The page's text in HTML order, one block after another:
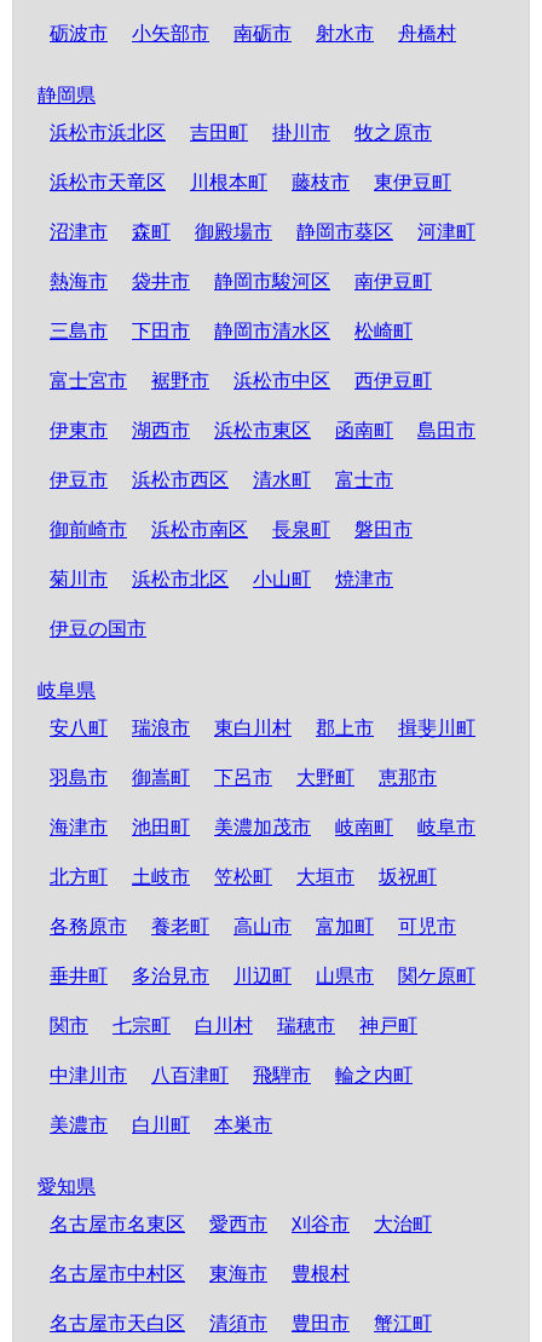
砺波市 小矢部市 南砺市 射水市 舟橋村
静岡県
浜松市浜北区
吉田町 掛川市 牧之原市
浜松市天竜区 川根本町 藤枝市 東伊豆町
沼津市 森町 御殿場市 静岡市葵区 河津町
熱海市 袋井市 静岡市駿河区 南伊豆町
三島市 下田市 静岡市清水区 松崎町
富士宮市 裾野市 浜松市中区 西伊豆町
伊東市 湖西市 浜松市東区 函南町 島田市
伊豆市 浜松市西区 清水町 富士市
御前崎市 浜松市南区 長泉町 磐田市
菊川市 浜松市北区 小山町 焼津市
伊豆の国市
岐阜県
安八町
瑞浪市 東白川村 郡上市 揖斐川町
羽島市 御嵩町 下呂市 大野町 恵那市
海津市 池田町 美濃加茂市 岐南町 岐阜市
北方町 土岐市 笠松町 大垣市 坂祝町
各務原市 養老町 高山市 富加町 可児市
垂井町 多治見市 川辺町 山県市 関ケ原町
関市 七宗町 白川村 瑞穂市 神戸町
中津川市 八百津町 飛騨市 輪之内町
美濃市 白川町 本巣市
愛知県
名古屋市名東区
愛西市 刈谷市 大治町
名古屋市中村区 東海市 豊根村
名古屋市天白区 清須市 豊田市 蟹江町